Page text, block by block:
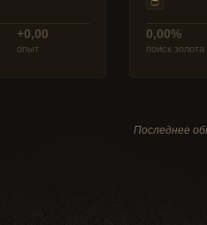
+0,00
опыт
0,00%
поиск золота
Последнее